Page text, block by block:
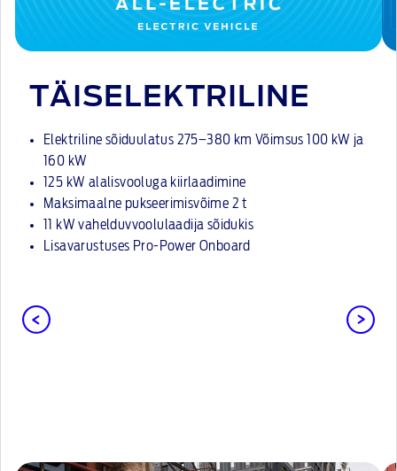
TÄISELEKTRILINE
Elektriline sõiduulatus 275–380 km Võimsus 100 kW ja
160 kW
125 kW alalisvooluga kiirlaadimine
Maksimaalne pukseerimisvõime 2 t
11 kW vahelduvvoolulaadija sõidukis
Lisavarustuses Pro-Power Onboard